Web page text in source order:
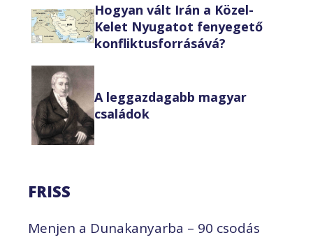
Hogyan vált Irán a Közel-
Kelet Nyugatot fenyegető
konfliktusforrásává?
A leggazdagabb magyar
családok
FRISS
Menjen a Dunakanyarba – 90 csodás